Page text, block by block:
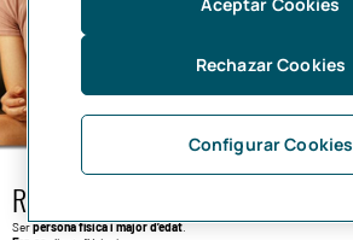
Requisits per als teus amics
Serpersona física i major d’edat.
Configurar Cookies
Rechazar Cookies
Aceptar Cookies